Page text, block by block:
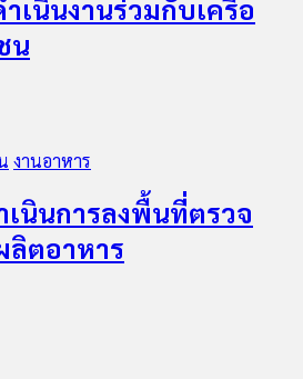
เนินงานร่วมกับเครือ
น
งานอาหาร
นินการลงพื้นที่ตรวจ
ลิตอาหาร